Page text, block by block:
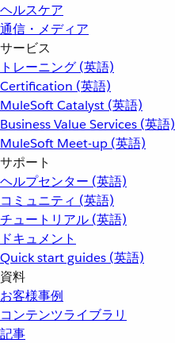
ヘルスケア
通信・メディア
サービス
トレーニング (英語)
Certification (英語)
MuleSoft Catalyst (英語)
Business Value Services (英語)
MuleSoft Meet-up (英語)
サポート
ヘルプセンター (英語)
コミュニティ (英語)
チュートリアル (英語)
ドキュメント
Quick start guides (英語)
資料
お客様事例
コンテンツライブラリ
記事